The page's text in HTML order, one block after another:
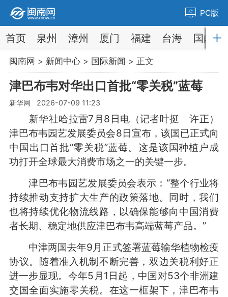
PC版
首页 泉州 漳州 厦门 福建 台海 国内
闽南网 > 新闻中心> 国际新闻 > 正文
津巴布韦对华出口首批“零关税”蓝莓
新华网 2026-07-09 11:23
新华社哈拉雷7月8日电（记者叶挺 许正）
津巴布韦园艺发展委员会8日宣布，该国已正式向
中国出口首批“零关税”蓝莓。这是该国种植户成
功打开全球最大消费市场之一的关键一步。
津巴布韦园艺发展委员会表示：“整个行业将
持续推动支持扩大生产的政策落地。同时，我们
也将持续优化物流线路，以确保能够向中国消费
者长期、稳定地供应津巴布韦高端蓝莓产品。”
中津两国去年9月正式签署蓝莓输华植物检疫
协议。随着准入机制不断完善，双边关税利好正
进一步显现。今年5月1日起，中国对53个非洲建
交国全面实施零关税。在这一框架下，津巴布韦